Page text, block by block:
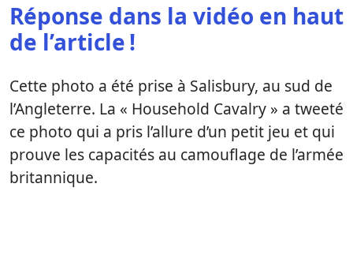
Réponse dans la vidéo en haut
de l’article !
Cette photo a été prise à Salisbury, au sud de
l’Angleterre. La « Household Cavalry » a tweeté
ce photo qui a pris l’allure d’un petit jeu et qui
prouve les capacités au camouflage de l’armée
britannique.